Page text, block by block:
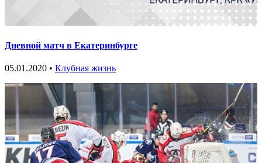
Дневной матч в Екатеринбурге
05.01.2020 • Клубная жизнь